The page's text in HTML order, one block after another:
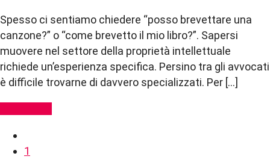
Spesso ci sentiamo chiedere “posso brevettare una
canzone?” o “come brevetto il mio libro?”. Sapersi
muovere nel settore della proprietà intellettuale
richiede un’esperienza specifica. Persino tra gli avvocati
è difficile trovarne di davvero specializzati. Per […]
1